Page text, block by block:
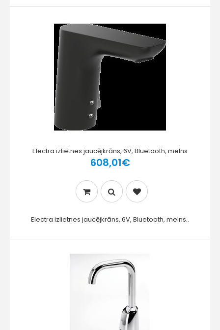
Electra izlietnes jaucējkrāns, 6V, Bluetooth, melns
608,01€
Electra izlietnes jaucējkrāns, 6V, Bluetooth, melns..